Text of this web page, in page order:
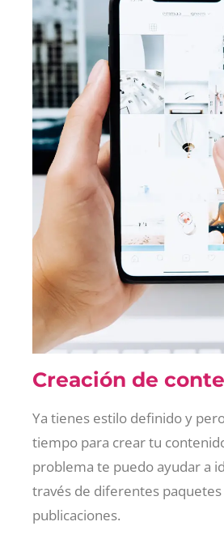
Creación de
Ya tienes estilo definido y
tiempo para crear tu
problema te puedo ayudar a
través de diferentes
publicaciones.